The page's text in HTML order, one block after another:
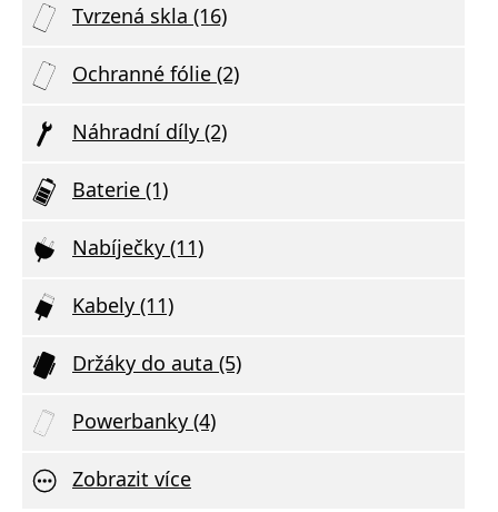
Tvrzená skla (16)
Ochranné fólie (2)
Náhradní díly (2)
Baterie (1)
Nabíječky (11)
Kabely (11)
Držáky do auta (5)
Powerbanky (4)
Zobrazit více